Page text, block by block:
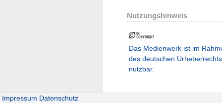
Nutzungshinweis
Das Medienwerk ist im
des deutschen Urheberrechts
nutzbar.
Impressum Datenschutz